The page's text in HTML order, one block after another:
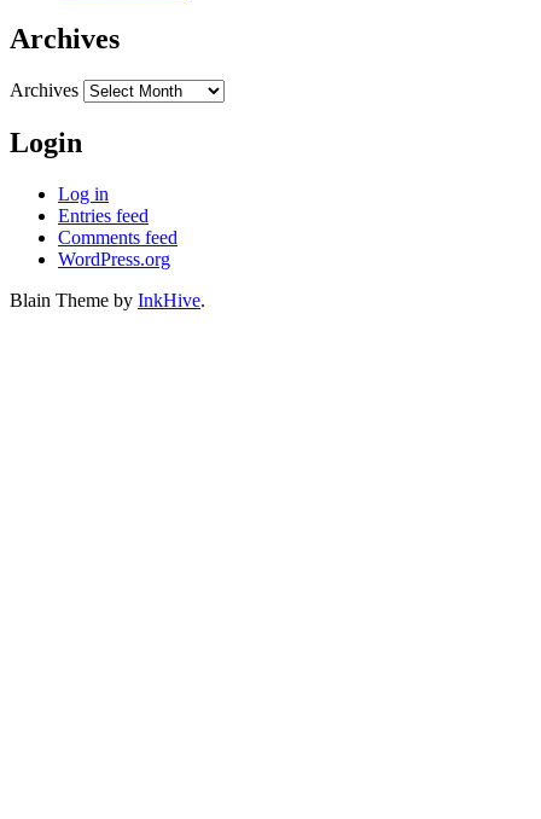
Archives
Archives
Login
Log in
Entries feed
Comments feed
WordPress.org
Blain Theme by InkHive.